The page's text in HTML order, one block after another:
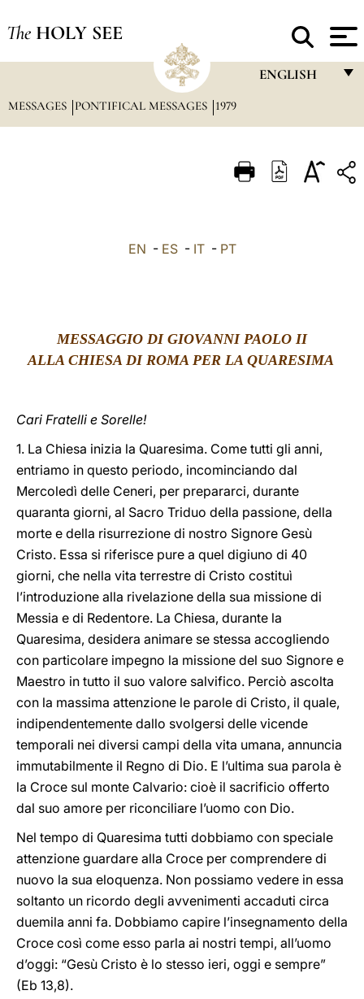
The HOLY SEE
ENGLISH
ITALIANO
中文
MESSAGES PONTIFICAL MESSAGES 1979
EN - ES- IT- PT
MESSAGGIO DI GIOVANNI PAOLO II
ALLA CHIESA DI ROMA PER LA QUARESIMA
Cari Fratelli e Sorelle!
1. La Chiesa inizia la Quaresima. Come tutti gli anni,
entriamo in questo periodo, incominciando dal
Mercoledì delle Ceneri, per prepararci, durante
quaranta giorni, al Sacro Triduo della passione, della
morte e della risurrezione di nostro Signore Gesù
Cristo. Essa si riferisce pure a quel digiuno di 40
giorni, che nella vita terrestre di Cristo costituì
l’introduzione alla rivelazione della sua missione di
Messia e di Redentore. La Chiesa, durante la
Quaresima, desidera animare se stessa accogliendo
con particolare impegno la missione del suo Signore e
Maestro in tutto il suo valore salvifico. Perciò ascolta
con la massima attenzione le parole di Cristo, il quale,
indipendentemente dallo svolgersi delle vicende
temporali nei diversi campi della vita umana, annuncia
immutabilmente il Regno di Dio. E l’ultima sua parola è
la Croce sul monte Calvario: cioè il sacrificio offerto
dal suo amore per riconciliare l’uomo con Dio.
Nel tempo di Quaresima tutti dobbiamo con speciale
attenzione guardare alla Croce per comprendere di
nuovo la sua eloquenza. Non possiamo vedere in essa
soltanto un ricordo degli avvenimenti accaduti circa
duemila anni fa. Dobbiamo capire l’insegnamento della
Croce così come esso parla ai nostri tempi, all’uomo
d’oggi: “Gesù Cristo è lo stesso ieri, oggi e sempre”
(Eb 13,8).